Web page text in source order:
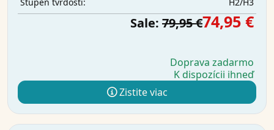
Sale: 79,95 €74,95 €
Doprava zadarmo
K dispozícii ihneď
Zistite viac